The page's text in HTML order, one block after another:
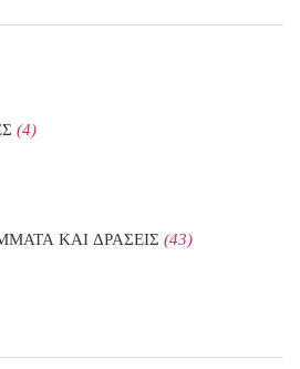
(4)
ΚΑΙ ΔΡΑΣΕΙΣ (43)